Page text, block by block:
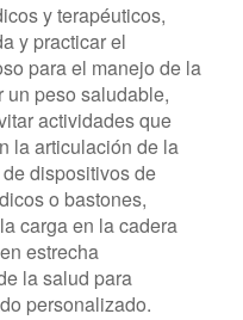
y terapéuticos,
y practicar el
para el manejo de la
un peso saludable,
actividades que
la articulación de la
dispositivos de
o bastones,
carga en la cadera
estrecha
la salud para
personalizado.